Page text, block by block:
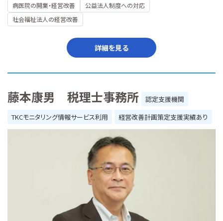
病医院の開業・経営改善
公益法人制度への対応
社会福祉法人の経営改善
詳細を見る
藤本康男 税理士事務所
認定支援機関
TKCモニタリング情報サービス利用
経営改善計画策定支援実績あり